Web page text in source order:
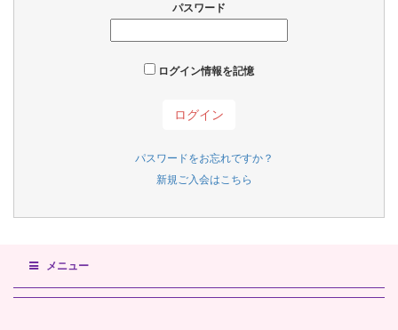
パスワード
ログイン情報を記憶
パスワードをお忘れですか？
新規ご入会はこちら
メニュー